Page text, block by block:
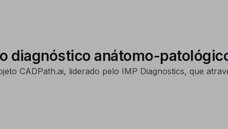
diagnóstico anátomo-
CADPath.ai, liderado pelo IMP Diagnostics, que